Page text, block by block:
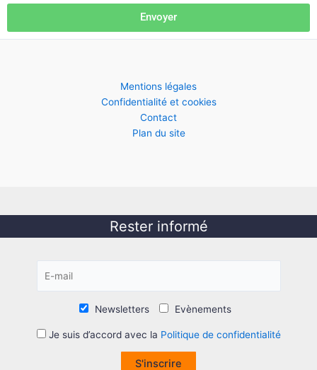
Envoyer
Mentions légales
Confidentialité et cookies
Contact
Plan du site
Rester informé
Newsletters Evènements
Je suis d’accord avec la Politique de confidentialité
S'inscrire